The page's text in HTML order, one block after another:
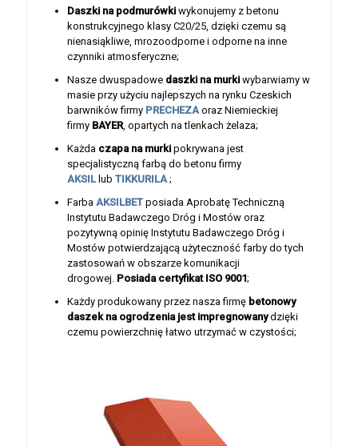
Daszki na podmurówki wykonujemy z betonu
konstrukcyjnego klasy C20/25, dzięki czemu są
nienasiąkliwe, mrozoodporne i odporne na inne
czynniki atmosferyczne;
Nasze dwuspadowe daszki na murki wybarwiamy w
masie przy użyciu najlepszych na rynku Czeskich
barwników firmy PRECHEZA oraz Niemieckiej
firmy BAYER, opartych na tlenkach żelaza;
Każda czapa na murki pokrywana jest
specjalistyczną farbą do betonu firmy
AKSIL lub TIKKURILA;
Farba AKSILBET posiada Aprobatę Techniczną
Instytutu Badawczego Dróg i Mostów oraz
pozytywną opinię Instytutu Badawczego Dróg i
Mostów potwierdzającą użyteczność farby do tych
zastosowań w obszarze komunikacji
drogowej. Posiada certyfikat ISO 9001;
Każdy produkowany przez nasza firmę betonowy
daszek na ogrodzenia jest impregnowanydzięki
czemu powierzchnię łatwo utrzymać w czystości;